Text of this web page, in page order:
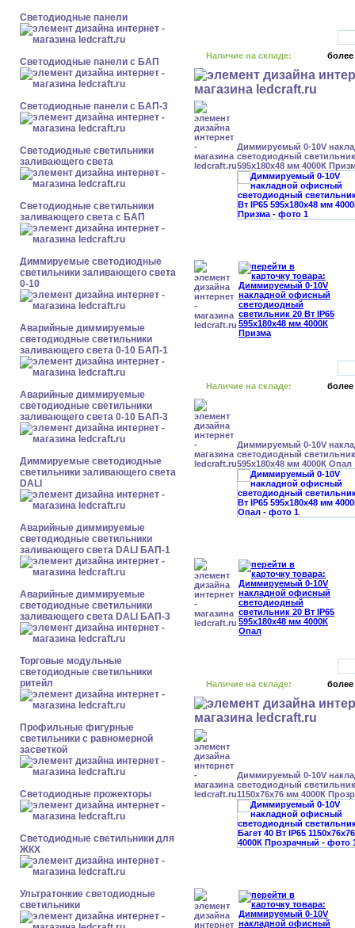
Cветодиодные панели
Cветодиодные панели с БАП
Cветодиодные панели с БАП-3
Светодиодные светильники
заливающего света
Светодиодные светильники
заливающего света с БАП
Диммируемые светодиодные
светильники заливающего света
0-10
Аварийные диммируемые
светодиодные светильники
заливающего света 0-10 БАП-1
Аварийные диммируемые
светодиодные светильники
заливающего света 0-10 БАП-3
Диммируемые светодиодные
светильники заливающего света
DALI
Аварийные диммируемые
светодиодные светильники
заливающего света DALI БАП-1
Аварийные диммируемые
светодиодные светильники
заливающего света DALI БАП-3
Торговые модульные
светодиодные светильники
ритейл
Профильные фигурные
светильники с равномерной
засветкой
Светодиодные прожекторы
Светодиодные светильники для
ЖКХ
Ультратонкие светодиодные
светильники
Наличие на складе: более
Диммируемый 0-10V
светодиодный
595x180x48 мм 4000К
Наличие на складе: более
Диммируемый 0-10V
светодиодный
595x180x48 мм 4000К Опал
Наличие на складе: более
Диммируемый 0-10V
светодиодный светильник
1150x76x76 мм 4000К